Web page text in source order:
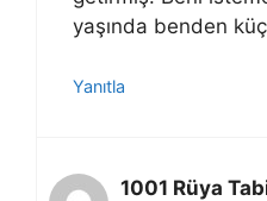
yaşında benden
Yanıtla
1001 Rüya